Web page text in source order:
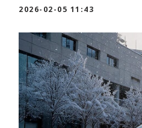
2026-02-05 11:43